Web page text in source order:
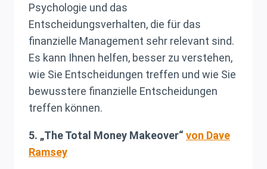
Psychologie und das
Entscheidungsverhalten, die für das
finanzielle Management sehr relevant sind.
Es kann Ihnen helfen, besser zu verstehen,
wie Sie Entscheidungen treffen und wie Sie
bewusstere finanzielle Entscheidungen
treffen können.
5. „The Total Money Makeover“ von Dave
Ramsey